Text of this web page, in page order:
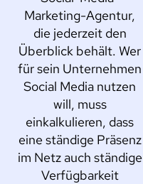
Marketing-Agentur,
die jederzeit den
Überblick behält. Wer
für sein Unternehmen
Social Media nutzen
will, muss
einkalkulieren, dass
eine ständige Präsenz
im Netz auch ständige
Verfügbarkeit